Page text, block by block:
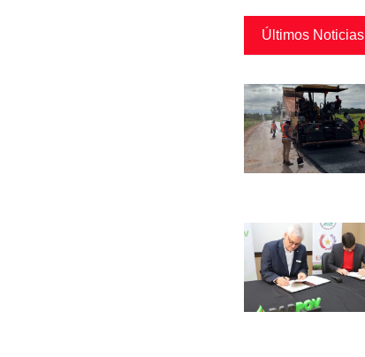
Últimos Noticias